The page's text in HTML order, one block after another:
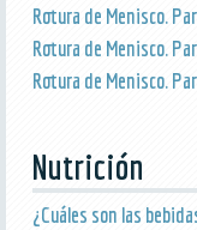
Rotura de Menisco.
Rotura de Menisco.
Rotura de Menisco.
Nutrición
¿Cuáles son las